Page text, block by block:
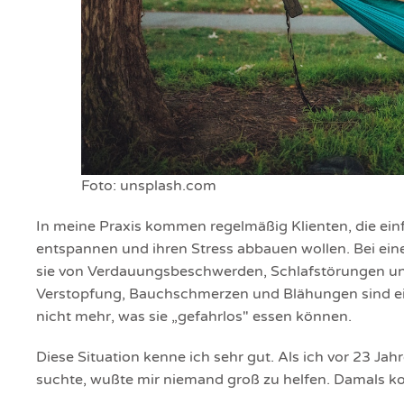
Foto: unsplash.com
In meine Praxis kommen regelmäßig Klienten, die
entspannen und ihren Stress abbauen wollen. Bei
sie von Verdauungsbeschwerden, Schlafstörungen
Verstopfung, Bauchschmerzen und Blähungen sind
nicht mehr, was sie „gefahrlos" essen können.
Diese Situation kenne ich sehr gut. Als ich vor 23
suchte, wußte mir niemand groß zu helfen. Damals